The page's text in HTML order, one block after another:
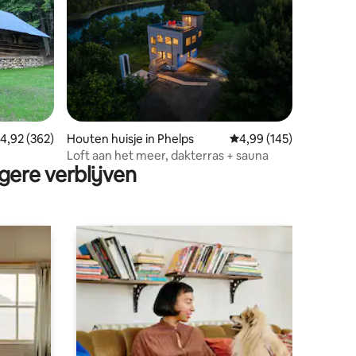
beoordeling van 4,92 op 5, 362 recensies
4,92 (362)
Houten huisje in Phelps Gemiddelde
4,99 (145)
Loft aan het meer, dakterras + sauna
verblijven